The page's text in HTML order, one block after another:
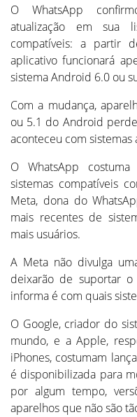
O WhatsApp
atualização em sua
compatíveis: a partir
aplicativo funcionará
sistema Android 6.0 ou
Com a mudança,
ou 5.1 do Android
aconteceu com sistemas
O WhatsApp
sistemas compatíveis
Meta, dona do
mais recentes de
mais usuários.
A Meta não divulga
deixarão de suportar
informa é com quais
O Google, criador do
mundo, e a Apple,
iPhones, costumam
é disponibilizada para
por algum tempo,
aparelhos que não são